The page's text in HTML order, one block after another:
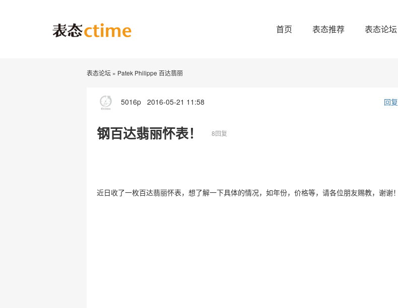
首页 表态推荐 表态论坛
表态论坛 » Patek Philippe 百达翡丽
回复
5016p 2016-05-21 11:58
钢百达翡丽怀表！ 8回复
近日收了一枚百达翡丽怀表，想了解一下具体的情况，如年份，价格等，请各位朋友赐教，谢谢！